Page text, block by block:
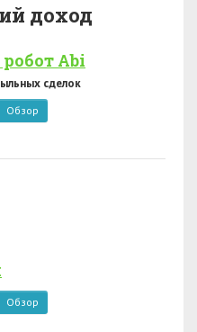
доход
Abi
сделок
Обзор
Обзор